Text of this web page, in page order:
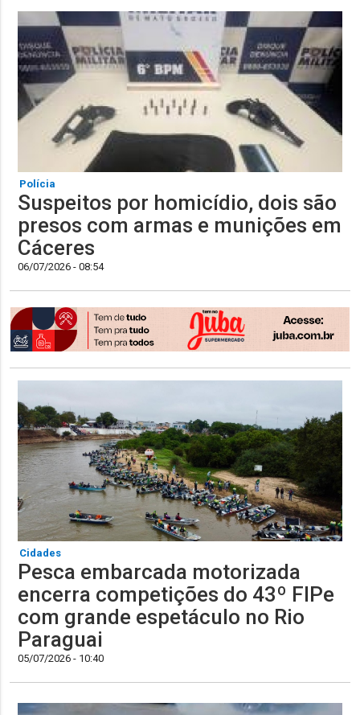
Polícia
Suspeitos por homicídio, dois são
presos com armas e munições em
Cáceres
06/07/2026 - 08:54
Cidades
Pesca embarcada motorizada
encerra competições do 43º FIPe
com grande espetáculo no Rio
Paraguai
05/07/2026 - 10:40